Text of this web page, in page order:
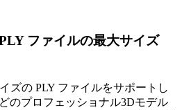
ファイルの最大サイズ
ズの PLY ファイルをサポートし
のプロフェッショナル3Dモデル